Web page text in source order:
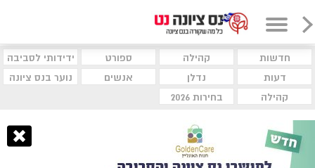
חדשות קהילה ספורט
ידידותי לסביבה
דעות
נדלן אנשים
נוער בנס ציונה
קהילה
בחירות 2026